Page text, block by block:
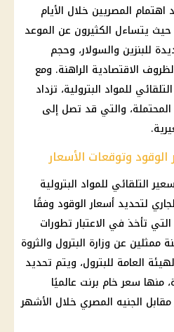
اهتمام المصريين خلال الأيام
حيث يتساءل الكثيرون عن الموعد
للبنزين والسولار، وحجم
الاقتصادية الراهنة. ومع
للمواد البترولية، تزداد
والتي قد تصل إلى
وتوقعات الأسعار
التلقائي للمواد البترولية
لتحديد أسعار الوقود وفقًا
تأخذ في الاعتبار تطورات
ممثلين عن وزارة البترول والثروة
العامة للبترول، ويتم تحديد
منها سعر خام برنت عالميًا
الجنيه المصري خلال الأشهر